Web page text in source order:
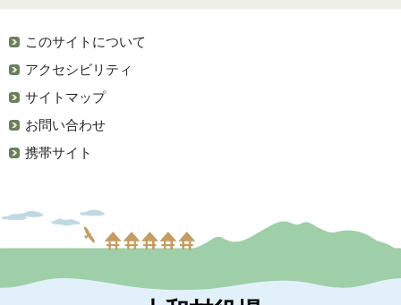
このサイトについて
アクセシビリティ
サイトマップ
お問い合わせ
携帯サイト